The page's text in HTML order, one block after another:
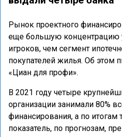
Рынок проектного
еще большую концентрацию
игроков, чем сегмент
покупателей жилья. Об этом
«Циан для профи».
В 2021 году четыре
организации занимали 80%
финансирования, а по итогам
показатель, по прогнозам,